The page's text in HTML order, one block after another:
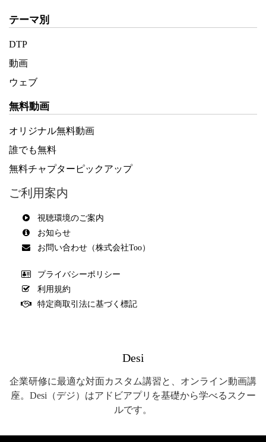
テーマ別
DTP
動画
ウェブ
無料動画
オリジナル無料動画
誰でも無料
無料チャプターピックアップ
ご利用案内
視聴環境のご案内
お知らせ
お問い合わせ（株式会社Too）
プライバシーポリシー
利用規約
特定商取引法に基づく標記
Desi
企業研修に最適な対面カスタム講習と、オンライン動画講
座。Desi（デジ）はアドビアプリを基礎から学べるスクー
ルです。